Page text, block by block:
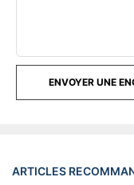
ENVOYER UNE
ARTICLES